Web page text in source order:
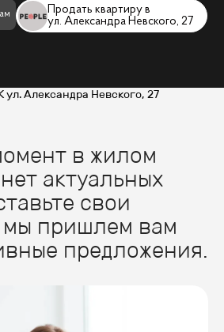
Продать квартиру в
ул. Александра Невского, 27
ул. Александра Невского, 27
в жилом
актуальных
свои
мы пришлем вам
предложения.